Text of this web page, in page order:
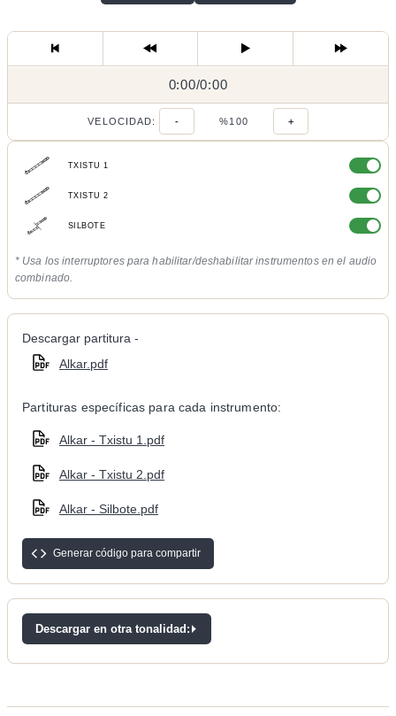
0:00/
0:00/0:00
VELOCIDAD: - %100 +
TXISTU 1
TXISTU 2
SILBOTE
* Usa los interruptores para habilitar/deshabilitar instrumentos en el audio
combinado.
Descargar partitura -
Alkar.pdf
Partituras específicas para cada instrumento:
Alkar - Txistu 1.pdf
Alkar - Txistu 2.pdf
Alkar - Silbote.pdf
Generar código para compartir
Descargar en otra tonalidad: